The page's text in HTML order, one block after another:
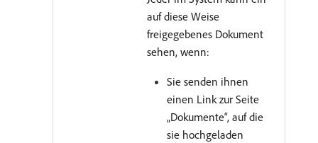
auf diese Weise
freigegebenes Dokument
sehen, wenn:
Sie senden ihnen
einen Link zur Seite
„Dokumente“, auf die
sie hochgeladen